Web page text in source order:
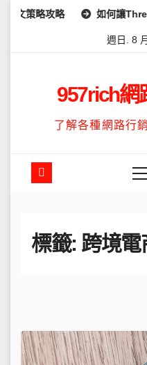
Skip攻略 如何讓Threads不
週日. 8
957rich網
了解各種網路行
標籤: 跨境電